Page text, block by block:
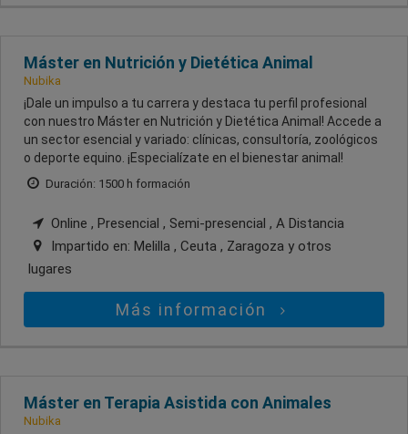
Máster en Nutrición y Dietética Animal
Nubika
¡Dale un impulso a tu carrera y destaca tu perfil profesional
con nuestro Máster en Nutrición y Dietética Animal! Accede a
un sector esencial y variado: clínicas, consultoría, zoológicos
o deporte equino. ¡Especialízate en el bienestar animal!
Duración: 1500 h formación
Online , Presencial , Semi-presencial , A Distancia
Impartido en: Melilla , Ceuta , Zaragoza y otros
lugares
Más información
Máster en Terapia Asistida con Animales
Nubika